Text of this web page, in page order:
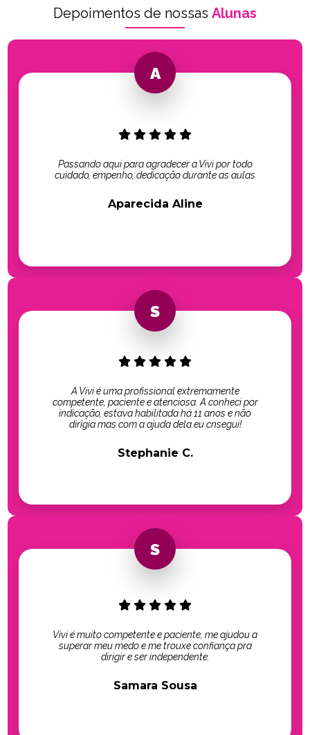
Depoimentos de nossas Alunas
Passando aqui para agradecer a Vivi por todo
cuidado, empenho, dedicação durante as aulas
Aparecida Aline
A Vivi é uma profissional extremamente
competente, paciente e atenciosa. A conheci por
indicação, estava habilitada há 11 anos e não
dirigia mas com a ajuda dela eu cnsegui!
Stephanie C.
Vivi é muito competente e paciente, me ajudou a
superar meu medo e me trouxe confiança pra
dirigir e ser independente.
Samara Sousa